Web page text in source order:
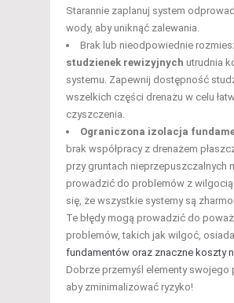
Starannie zaplanuj system
wody, aby uniknąć zalewania.
Brak lub nieodpowiednie
studzienek rewizyjnych utrudnia
systemu. Zapewnij dostępność
wszelkich części drenażu w celu
czyszczenia.
Ograniczona izolacja
brak współpracy z drenażem
przy gruntach nieprzepuszczalnych
prowadzić do problemów z
się, że wszystkie systemy są
Te błędy mogą prowadzić do
problemów, takich jak wilgoć,
fundamentów oraz znaczne koszty
Dobrze przemyśl elementy swojego
aby zminimalizować ryzyko!